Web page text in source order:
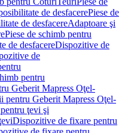
de desfacerePiese de
de desfacereAdaptoare şi
Piese de schimb pentru
de desfacereDispozitive de
de
pentru
Geberit Mapress Oţel-
pentru Geberit Mapress Oţel-
ţevi şi
Dispozitive de fixare pentru